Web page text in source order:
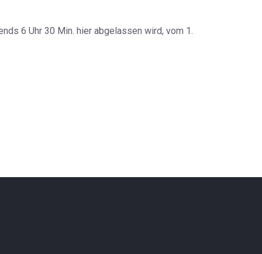
6 Uhr 30 Min. hier abgelassen wird, vom 1.
- HP 22.9.1900